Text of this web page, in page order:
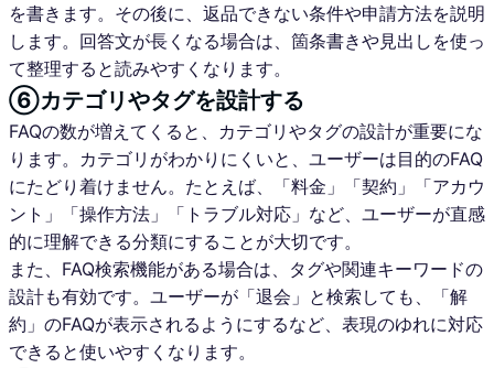
を書きます。その後に、返品できない条件や申請方法を説明
します。回答文が長くなる場合は、箇条書きや見出しを使っ
て整理すると読みやすくなります。
⑥カテゴリやタグを設計する
FAQの数が増えてくると、カテゴリやタグの設計が重要にな
ります。カテゴリがわかりにくいと、ユーザーは目的のFAQ
にたどり着けません。たとえば、「料金」「契約」「アカウ
ント」「操作方法」「トラブル対応」など、ユーザーが直感
的に理解できる分類にすることが大切です。
また、FAQ検索機能がある場合は、タグや関連キーワードの
設計も有効です。ユーザーが「退会」と検索しても、「解
約」のFAQが表示されるようにするなど、表現のゆれに対応
できると使いやすくなります。